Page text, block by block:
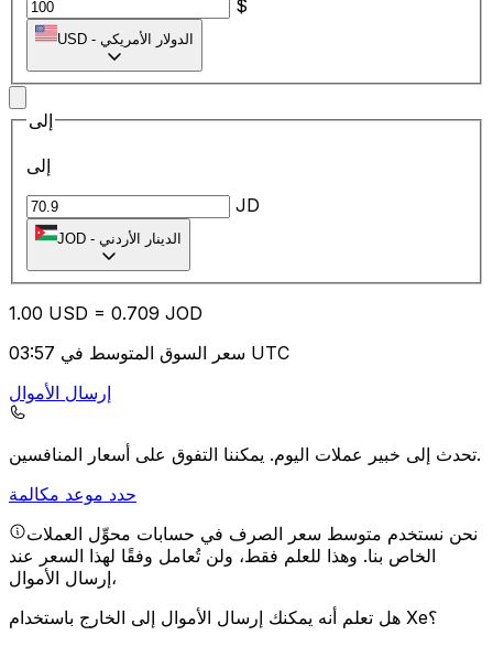
$
USD - الدولار الأمريكي
إلى
إلى
JD
JOD - الدينار الأردني
1.00 USD = 0.709 JOD
سعر السوق المتوسط في 03:57 UTC
إرسال الأموال
تحدث إلى خبير عملات اليوم.يمكننا التفوق على أسعار المنافسين.
حدد موعد مكالمة
نحن نستخدم متوسط سعر الصرف في حسابات محوِّل العملات
الخاص بنا. وهذا للعلم فقط، ولن تُعامل وفقًا لهذا السعر عند
إرسال الأموال،
هل تعلم أنه يمكنك إرسال الأموال إلى الخارج باستخدام Xe؟